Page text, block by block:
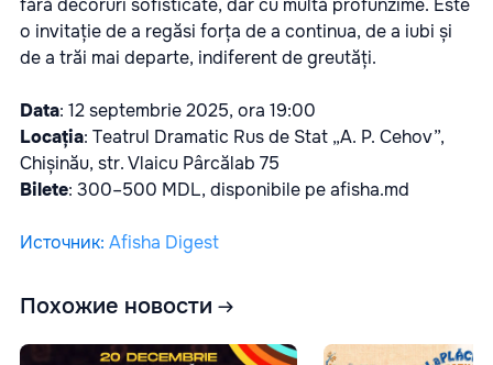
o invitație de a regăsi forța de a continua, de a iubi și
de a trăi mai departe, indiferent de greutăți.
Data: 12 septembrie 2025, ora 19:00
Locația: Teatrul Dramatic Rus de Stat „A. P. Cehov”,
Chișinău, str. Vlaicu Pârcălab 75
Bilete: 300–500 MDL, disponibile pe afisha.md
Источник: Afisha Digest
Похожие новости